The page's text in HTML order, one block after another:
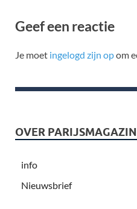
Geef een reactie
Je moet ingelogd zijn opom
OVER
info
Nieuwsbrief